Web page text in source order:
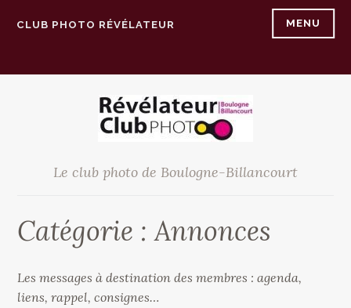
CLUB PHOTO RÉVÉLATEUR MENU
Le club photo de Boulogne-Billancourt
Catégorie :Annonces
Les messages à destination des membres : agenda,
liens, rappel, consignes…